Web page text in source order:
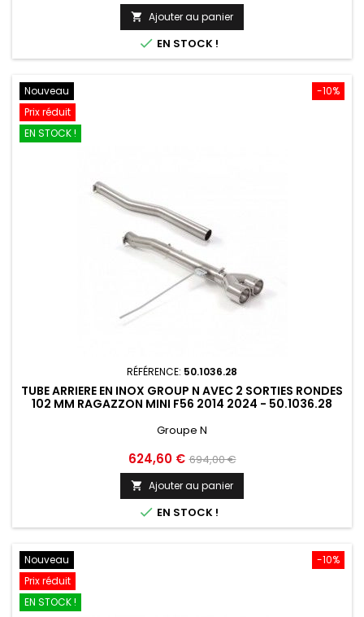
de
base
 Ajouter au panier
 EN STOCK !
-10%
Nouveau
Prix réduit
EN STOCK !
RÉFÉRENCE: 50.1036.28
TUBE ARRIERE EN INOX GROUP N AVEC 2 SORTIES RONDES
102 MM RAGAZZON MINI F56 2014 2024 - 50.1036.28
Groupe N
Prix
624,60 € Prix
de
base
694,00 €
 Ajouter au panier
 EN STOCK !
-10%
Nouveau
Prix réduit
EN STOCK !